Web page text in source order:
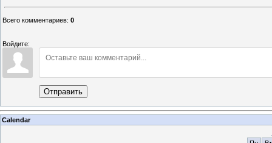
Всего комментариев: 0
Войдите:
Отправить
Calendar